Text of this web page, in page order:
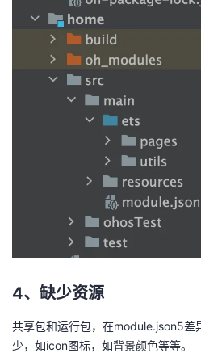
4、缺少资源
共享包和运行包，在module.json5差
少，如icon图标，如背景颜色等等。